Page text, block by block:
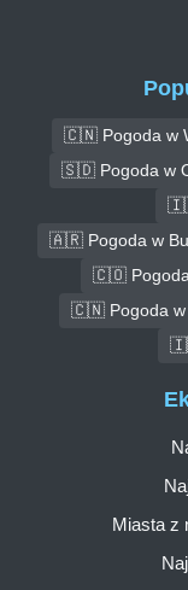
🇨🇳 Pogoda w
🇸🇩 Pogoda w
🇦🇷 Pogoda w
🇨🇴
🇨🇳 Pogoda w
Miasta z